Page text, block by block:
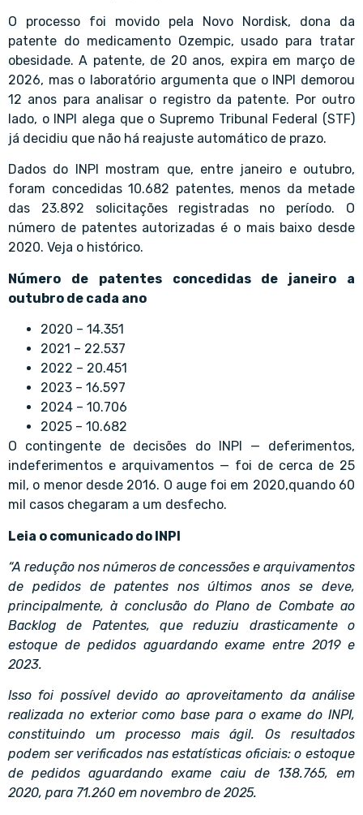
O processo foi movido pela Novo Nordisk, dona da
patente do medicamento Ozempic, usado para tratar
obesidade. A patente, de 20 anos, expira em março de
2026, mas o laboratório argumenta que o INPI demorou
12 anos para analisar o registro da patente. Por outro
lado, o INPI alega que o Supremo Tribunal Federal (STF)
já decidiu que não há reajuste automático de prazo.
Dados do INPI mostram que, entre janeiro e outubro,
foram concedidas 10.682 patentes, menos da metade
das 23.892 solicitações registradas no período. O
número de patentes autorizadas é o mais baixo desde
2020. Veja o histórico.
Número de patentes concedidas de janeiro a
outubro de cada ano
2020 – 14.351
2021 – 22.537
2022 – 20.451
2023 – 16.597
2024 – 10.706
2025 – 10.682
O contingente de decisões do INPI — deferimentos,
indeferimentos e arquivamentos — foi de cerca de 25
mil, o menor desde 2016. O auge foi em 2020,quando 60
mil casos chegaram a um desfecho.
Leia o comunicado do INPI
“A redução nos números de concessões e arquivamentos
de pedidos de patentes nos últimos anos se deve,
principalmente, à conclusão do Plano de Combate ao
Backlog de Patentes, que reduziu drasticamente o
estoque de pedidos aguardando exame entre 2019 e
2023.
Isso foi possível devido ao aproveitamento da análise
realizada no exterior como base para o exame do INPI,
constituindo um processo mais ágil. Os resultados
podem ser verificados nas estatísticas oficiais: o estoque
de pedidos aguardando exame caiu de 138.765, em
2020, para 71.260 em novembro de 2025.